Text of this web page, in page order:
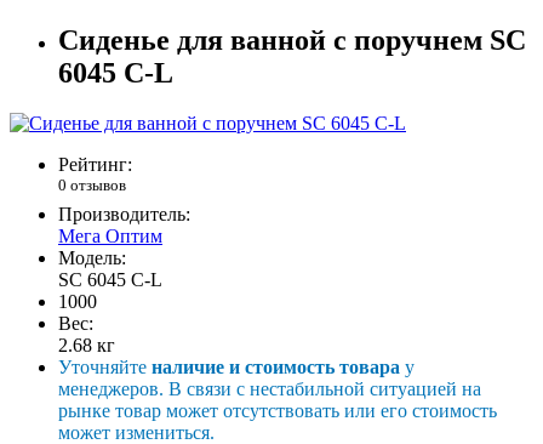
Сиденье для ванной с поручнем SC
6045 C-L
Рейтинг:
0 отзывов
Производитель:
Мега Оптим
Модель:
SC 6045 C-L
1000
Вес:
2.68 кг
Уточняйте наличие и стоимость товара у
менеджеров. В связи с нестабильной ситуацией на
рынке товар может отсутствовать или его стоимость
может измениться.